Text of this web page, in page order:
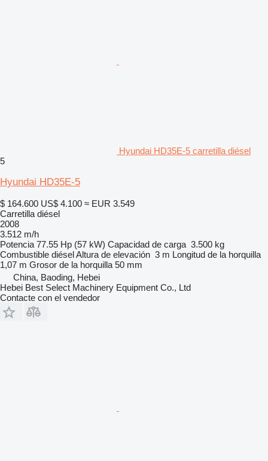
Hyundai HD35E-5 carretilla diésel
5
Hyundai HD35E-5
$ 164.600 US$ 4.100 ≈ EUR 3.549
Carretilla diésel
2008
3.512 m/h
Potencia 77.55 Hp (57 kW) Capacidad de carga 3.500 kg
Combustible diéselAltura de elevación 3 m Longitud de la horquilla
1,07 m Grosor de la horquilla 50 mm
China, Baoding, Hebei
Hebei Best Select Machinery Equipment Co., Ltd
Contacte con el vendedor